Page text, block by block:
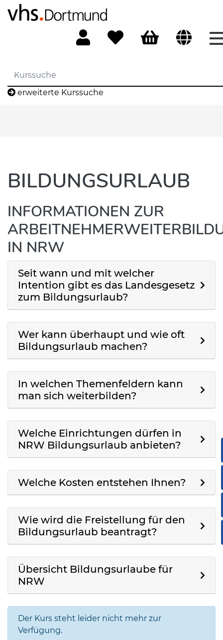
erweiterte Kurssuche
BILDUNGSURLAUB
INFORMATIONEN ZUR
IN NRW
Seit wann und mit welcher
Intention gibt es das Landesgesetz
zum Bildungsurlaub?
Wer kann überhaupt und wie oft
Bildungsurlaub machen?
In welchen Themenfeldern kann
man sich weiterbilden?
Welche Einrichtungen dürfen in
NRW Bildungsurlaub anbieten?
Welche Kosten entstehen Ihnen?
Wie wird die Freistellung für den
Bildungsurlaub beantragt?
Übersicht Bildungsurlaube für
NRW
Der Kurs steht leider nicht mehr zur
Verfügung.